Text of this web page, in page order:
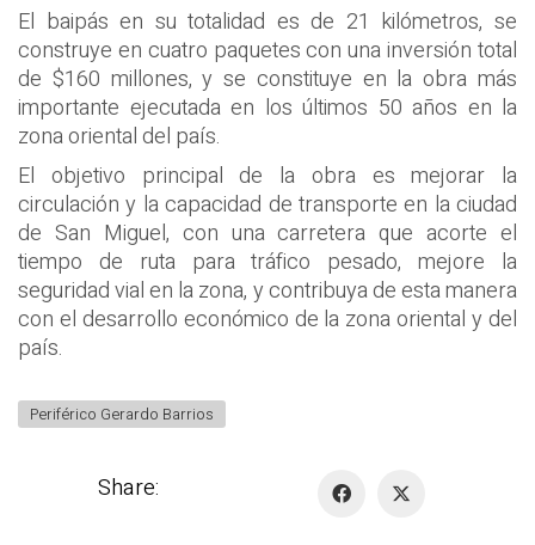
El baipás en su totalidad es de 21 kilómetros, se
construye en cuatro paquetes con una inversión total
de $160 millones, y se constituye en la obra más
importante ejecutada en los últimos 50 años en la
zona oriental del país.
El objetivo principal de la obra es mejorar la
circulación y la capacidad de transporte en la ciudad
de San Miguel, con una carretera que acorte el
tiempo de ruta para tráfico pesado, mejore la
seguridad vial en la zona, y contribuya de esta manera
con el desarrollo económico de la zona oriental y del
país.
Periférico Gerardo Barrios
Share: